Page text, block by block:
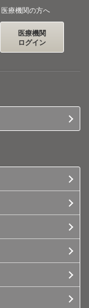
医療機関の方へ
医療機関
ログイン